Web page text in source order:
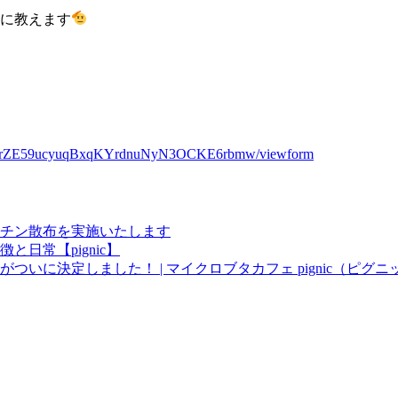
教えます
viewform
ン散布を実施いたします
と日常【pignic】
ついに決定しました！ | マイクロブタカフェ pignic（ピグニ